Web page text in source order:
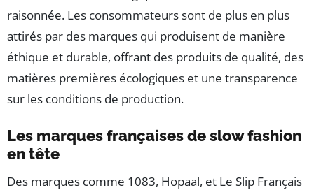
raisonnée. Les consommateurs sont de plus en plus
attirés par des marques qui produisent de manière
éthique et durable, offrant des produits de qualité, des
matières premières écologiques et une transparence
sur les conditions de production.
Les marques françaises de slow fashion
en tête
Des marques comme 1083, Hopaal, et Le Slip Français